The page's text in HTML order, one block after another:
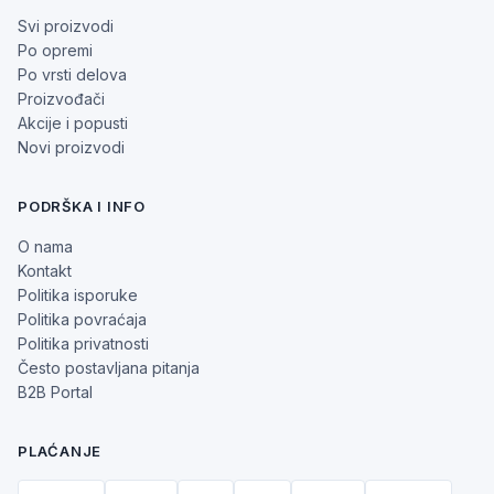
Svi proizvodi
Po opremi
Po vrsti delova
Proizvođači
Akcije i popusti
Novi proizvodi
PODRŠKA I INFO
O nama
Kontakt
Politika isporuke
Politika povraćaja
Politika privatnosti
Često postavljana pitanja
B2B Portal
PLAĆANJE